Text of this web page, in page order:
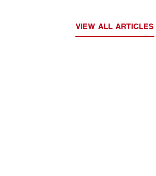
VIEW ALL ARTICLES